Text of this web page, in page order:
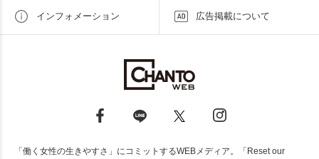
インフォメーション 広告掲載について
「働く女性の生きやすさ」にコミットするWEBメディア。「Reset our